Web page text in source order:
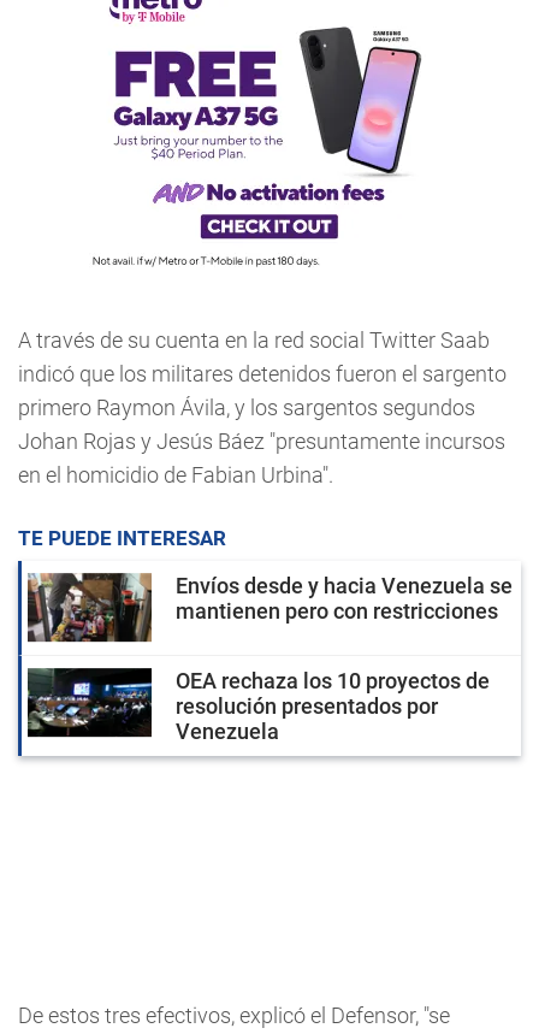
A través de su cuenta en la red social Twitter Saab
indicó que los militares detenidos fueron el sargento
primero Raymon Ávila, y los sargentos segundos
Johan Rojas y Jesús Báez "presuntamente incursos
en el homicidio de Fabian Urbina".
TE PUEDE INTERESAR
Envíos desde y hacia Venezuela se
mantienen pero con restricciones
OEA rechaza los 10 proyectos de
resolución presentados por
Venezuela
De estos tres efectivos, explicó el Defensor, "se